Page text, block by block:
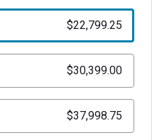
$22,799.25
$30,399.00
$37,998.75